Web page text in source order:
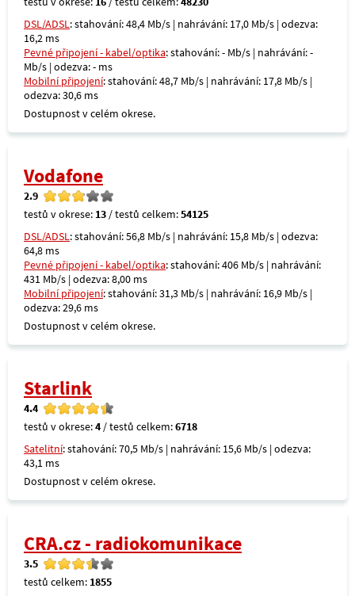
DSL/ADSL: stahování: 48,4 Mb/s | nahrávání: 17,0 Mb/s | odezva:
16,2 ms
Pevné připojení - kabel/optika: stahování: - Mb/s | nahrávání: -
Mb/s | odezva: - ms
Mobilní připojení: stahování: 48,7 Mb/s | nahrávání: 17,8 Mb/s |
odezva: 30,6 ms
Dostupnost v celém okrese.
Vodafone
2.9
testů v okrese: 13 / testů celkem:54125
DSL/ADSL: stahování: 56,8 Mb/s | nahrávání: 15,8 Mb/s | odezva:
64,8 ms
Pevné připojení - kabel/optika: stahování: 406 Mb/s | nahrávání:
431 Mb/s | odezva: 8,00 ms
Mobilní připojení: stahování: 31,3 Mb/s | nahrávání: 16,9 Mb/s |
odezva: 29,6 ms
Dostupnost v celém okrese.
Starlink
4.4
testů v okrese:4 / testů celkem:6718
Satelitní: stahování: 70,5 Mb/s | nahrávání: 15,6 Mb/s | odezva:
43,1 ms
Dostupnost v celém okrese.
CRA.cz - radiokomunikace
3.5
testů celkem: 1855